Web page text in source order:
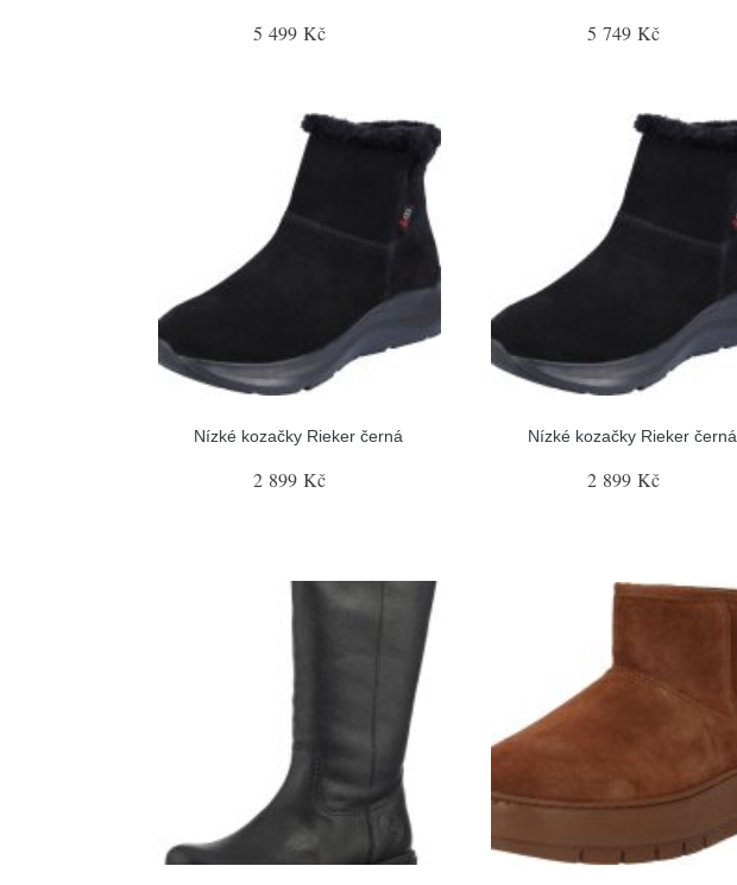
5 499 Kč 5 749 Kč
Nízké kozačky Rieker černá
2 899 Kč
Nízké kozačky Rieker černá
2 899 Kč